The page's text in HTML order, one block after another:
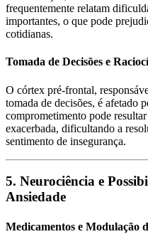
frequentemente relatam
importantes, o que pode
cotidianas.
Tomada de Decisões e
O córtex pré-frontal,
tomada de decisões, é afetado
comprometimento pode
exacerbada, dificultando a
sentimento de insegurança.
5. Neurociência e
Ansiedade
Medicamentos e Modulação